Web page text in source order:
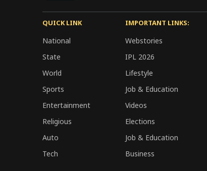
QUICK LINK
National
State
World
Sports
Entertainment
Religious
Auto
Tech
IMPORTANT LINKS:
Webstories
IPL 2026
Lifestyle
Job & Education
Videos
Elections
Job & Education
Business